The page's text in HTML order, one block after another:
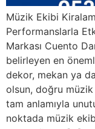
Müzik Ekibi
Performanslarla
Markası Cuento
belirleyen en
dekor, mekan ya
olsun, doğru
tam anlamıyla
noktada müzik